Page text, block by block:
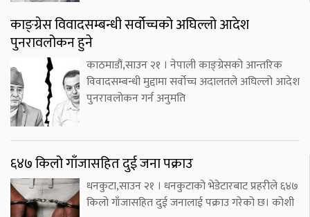
काङ्ग्रेस विवादसम्बन्धी सर्वोच्चको अघिल्लो आदेश
पुनरावलोकन हुने
काठमाडौं,साउन २१ । नेपाली काङ्ग्रेसको आन्तरिक
विवादसम्बन्धी मुद्दामा सर्वोच्च अदालतले अघिल्लो आदेश
पुनरावलोकन गर्न अनुमति
६४७ किलो गाँजासहित दुई जना पक्राउ
धनकुटा,साउन २१ । धनकुटाको भेडेटारबाट प्रहरीले ६४७
किलो गाँजासहित दुई जनालाई पक्राउ गरेको छ। कोशी